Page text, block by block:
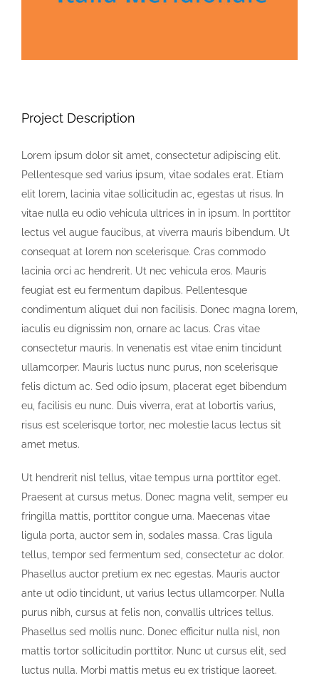
Project Description
Lorem ipsum dolor sit amet, consectetur adipiscing elit.
Pellentesque sed varius ipsum, vitae sodales erat. Etiam
elit lorem, lacinia vitae sollicitudin ac, egestas ut risus. In
vitae nulla eu odio vehicula ultrices in in ipsum. In porttitor
lectus vel augue faucibus, at viverra mauris bibendum. Ut
consequat at lorem non scelerisque. Cras commodo
lacinia orci ac hendrerit. Ut nec vehicula eros. Mauris
feugiat est eu fermentum dapibus. Pellentesque
condimentum aliquet dui non facilisis. Donec magna lorem,
iaculis eu dignissim non, ornare ac lacus. Cras vitae
consectetur mauris. In venenatis est vitae enim tincidunt
ullamcorper. Mauris luctus nunc purus, non scelerisque
felis dictum ac. Sed odio ipsum, placerat eget bibendum
eu, facilisis eu nunc. Duis viverra, erat at lobortis varius,
risus est scelerisque tortor, nec molestie lacus lectus sit
amet metus.
Ut hendrerit nisl tellus, vitae tempus urna porttitor eget.
Praesent at cursus metus. Donec magna velit, semper eu
fringilla mattis, porttitor congue urna. Maecenas vitae
ligula porta, auctor sem in, sodales massa. Cras ligula
tellus, tempor sed fermentum sed, consectetur ac dolor.
Phasellus auctor pretium ex nec egestas. Mauris auctor
ante ut odio tincidunt, ut varius lectus ullamcorper. Nulla
purus nibh, cursus at felis non, convallis ultrices tellus.
Phasellus sed mollis nunc. Donec efficitur nulla nisl, non
mattis tortor sollicitudin porttitor. Nunc ut cursus elit, sed
luctus nulla. Morbi mattis metus eu ex tristique laoreet.